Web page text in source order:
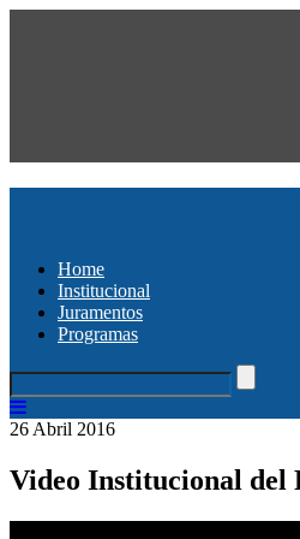
Home
Institucional
Juramentos
Programas
26 Abril 2016
Video Institucional del